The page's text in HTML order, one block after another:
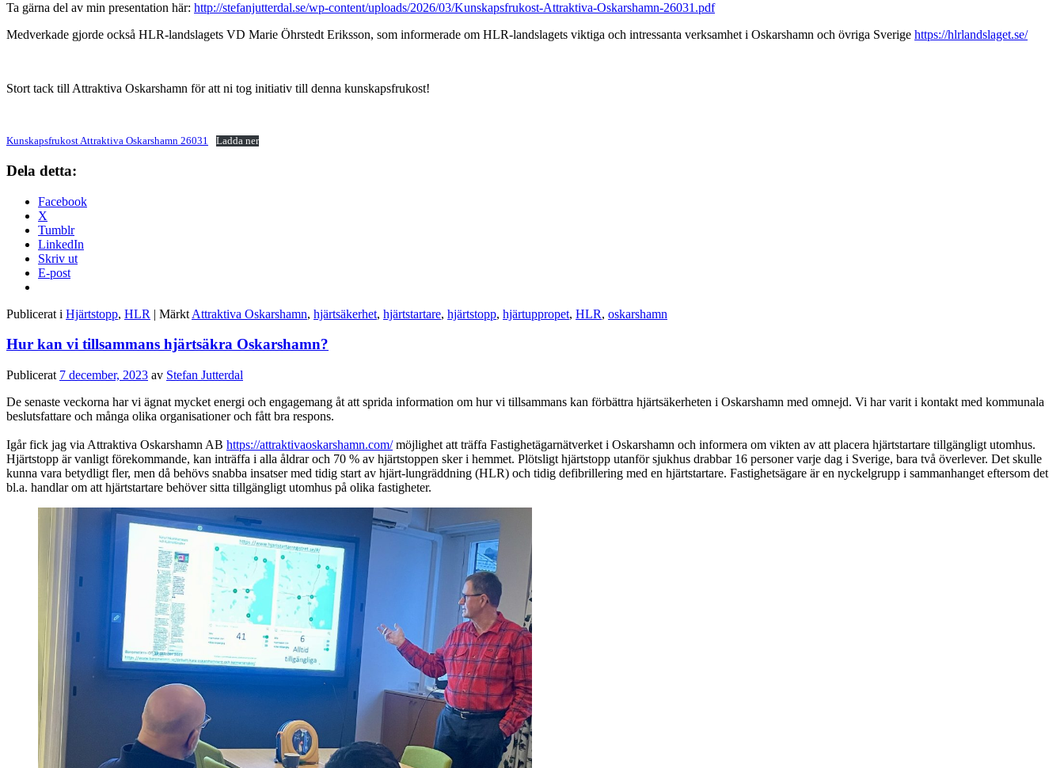
Ta gärna del av min presentation här: http://stefanjutterdal.se/wp-content/uploads/2026/03/Kunskapsfrukost-Attraktiva-Oskarshamn-26031.pdf
Medverkade gjorde också HLR-landslagets VD Marie Öhrstedt Eriksson, som informerade om HLR-landslagets viktiga och intressanta verksamhet i Oskarshamn och övriga Sverige https://hlrlandslaget.se/
Stort tack till Attraktiva Oskarshamn för att ni tog initiativ till denna kunskapsfrukost!
Kunskapsfrukost Attraktiva Oskarshamn 26031 Ladda ner
Dela detta:
Facebook
X
Tumblr
LinkedIn
Skriv ut
E-post
Publicerat i Hjärtstopp, HLR | Märkt Attraktiva Oskarshamn, hjärtsäkerhet, hjärtstartare, hjärtstopp, hjärtuppropet, HLR, oskarshamn
Hur kan vi tillsammans hjärtsäkra Oskarshamn?
Publicerat 7 december, 2023 av Stefan Jutterdal
De senaste veckorna har vi ägnat mycket energi och engagemang åt att sprida information om hur vi tillsammans kan förbättra hjärtsäkerheten i Oskarshamn med omnejd. Vi har varit i kontakt med kommunala
beslutsfattare och många olika organisationer och fått bra respons.
Igår fick jag via Attraktiva Oskarshamn AB https://attraktivaoskarshamn.com/möjlighet att träffa Fastighetägarnätverket i Oskarshamn och informera om vikten av att placera hjärtstartare tillgängligt utomhus.
Hjärtstopp är vanligt förekommande, kan inträffa i alla åldrar och 70 % av hjärtstoppen sker i hemmet. Plötsligt hjärtstopp utanför sjukhus drabbar 16 personer varje dag i Sverige, bara två överlever. Det skulle
kunna vara betydligt fler, men då behövs snabba insatser med tidig start av hjärt-lungräddning (HLR) och tidig defibrillering med en hjärtstartare. Fastighetsägare är en nyckelgrupp i sammanhanget eftersom det
bl.a. handlar om att hjärtstartare behöver sitta tillgängligt utomhus på olika fastigheter.